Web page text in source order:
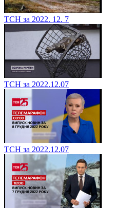
ТСН за 2022. 12. 7
ТСН за 2022.12.07
ТСН за 2022.12.07